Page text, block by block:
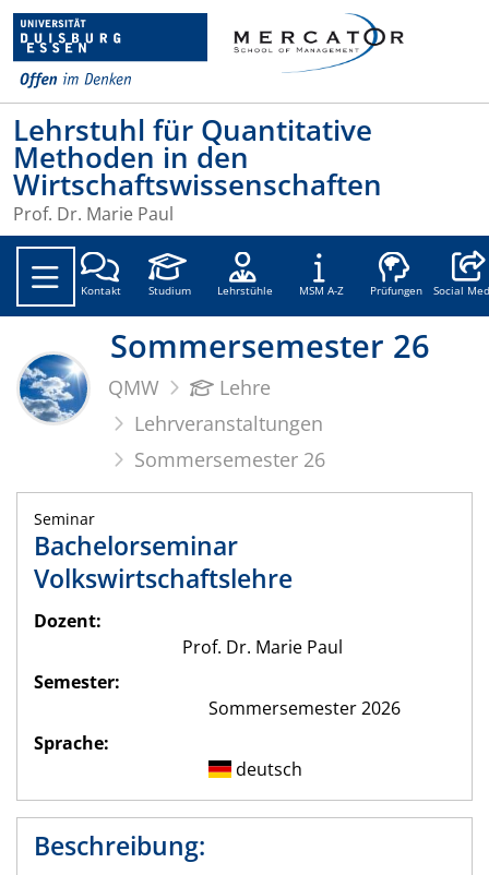
Lehrstuhl für Quantitative
Methoden in den
Wirtschaftswissenschaften
Prof. Dr. Marie Paul
Kontakt Studium Lehrstühle MSM A-Z Prüfungen Social
Sommersemester 26
QMW
Lehre
Lehrveranstaltungen
Sommersemester 26
Seminar
Bachelorseminar
Volkswirtschaftslehre
Dozent:
Prof. Dr. Marie Paul
Semester:
Sommersemester 2026
Sprache:
deutsch
Beschreibung: